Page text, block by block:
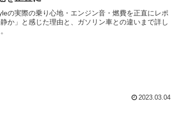
の実際の乗り心地・エンジン音・燃費を正直にレポ
か」と感じた理由と、ガソリン車との違いまで詳し
2023.03.04